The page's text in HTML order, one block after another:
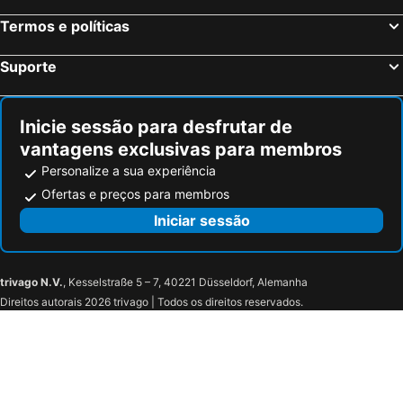
Sofitel Rio de Janeiro Ipanema Ex Caesar Park
Mirador Rio Hotel
Diamond Hotel
Promenade Palladium Leblon
Emiliano Rio
Praia Ipanema
Termos e políticas
Suporte
Inicie sessão para desfrutar de
vantagens exclusivas para membros
Personalize a sua experiência
Ofertas e preços para membros
Iniciar sessão
trivago N.V., Kesselstraße 5 – 7, 40221 Düsseldorf, Alemanha
Direitos autorais 2026 trivago | Todos os direitos reservados.